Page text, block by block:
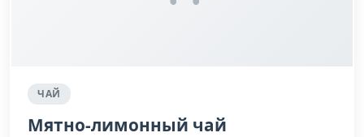
ЧАЙ
Мятно-лимонный чай